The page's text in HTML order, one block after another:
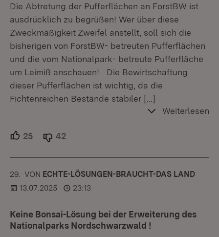
Die Abtretung der Pufferflächen an ForstBW ist
ausdrücklich zu begrüßen! Wer über diese
Zweckmäßigkeit Zweifel anstellt, soll sich die
bisherigen von ForstBW- betreuten Pufferflächen
und die vom Nationalpark- betreute Pufferfläche
um Leimiß anschauen! Die Bewirtschaftung
dieser Pufferflächen ist wichtig, da die
Fichtenreichen Bestände stabiler […]
Weiterlesen
25 Unterstützer.
42
29. KOMMENTAR
VON :ECHTE-LÖSUNGEN-BRAUCHT-DAS LAND
13.07.2025
23:13
Keine Bonsai-Lösung bei der Erweiterung des
Nationalparks Nordschwarzwald !